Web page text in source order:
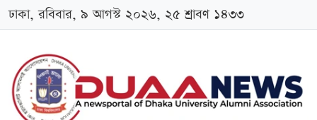
ঢাকা, রবিবার, ৯ আগস্ট ২০২৬, ২৫ শ্রাবণ ১৪৩৩